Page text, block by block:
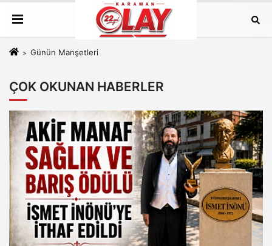
Günün Manşetleri
ÇOK OKUNAN HABERLER